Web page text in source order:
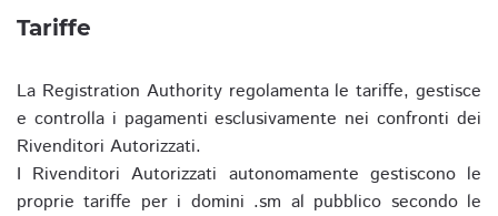
Tariffe
La Registration Authority regolamenta le tariffe, gestisce
e controlla i pagamenti esclusivamente nei confronti dei
Rivenditori Autorizzati.
I Rivenditori Autorizzati autonomamente gestiscono le
proprie tariffe per i domini .sm al pubblico secondo le